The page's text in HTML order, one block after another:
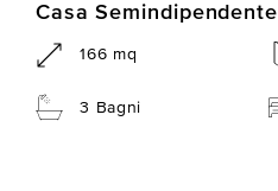
Casa Semindipendente
166 mq
3 Bagni